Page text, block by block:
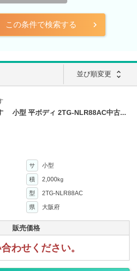
この条件で検索する
並び順変更 unfold_more
ゞ
ゞ 小型 平ボディ 2TG-NLR88AC中古...
サ
小型
積 2,000kg
型
2TG-NLR88AC
県 大阪府
販売価格
わせください。